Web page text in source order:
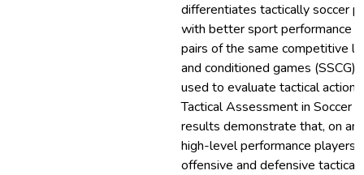
differentiates tactically soccer
with better sport performance
pairs of the same competitive
and conditioned games
used to evaluate tactical
Tactical Assessment in Soccer
results demonstrate that, on an
high-level performance players
offensive and defensive tactical